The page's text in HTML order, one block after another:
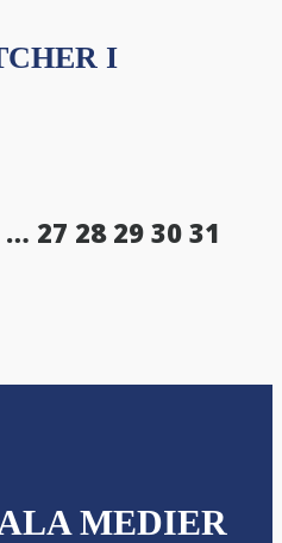
I
… 27 28 29 30 31
MEDIER